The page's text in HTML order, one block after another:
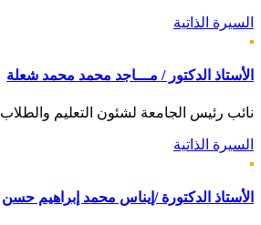
السيرة الذاتية
الأستاذ الدكتور / مـــاجد محمد محمد شعلة
نائب رئيس الجامعة لشئون التعليم والطلاب
السيرة الذاتية
الأستاذ الدكتورة /إيناس محمد إبراهيم حسن